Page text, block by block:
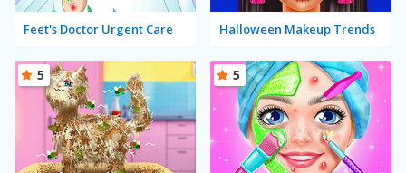
Feet's Doctor Urgent Care Halloween Makeup Trends
5 5